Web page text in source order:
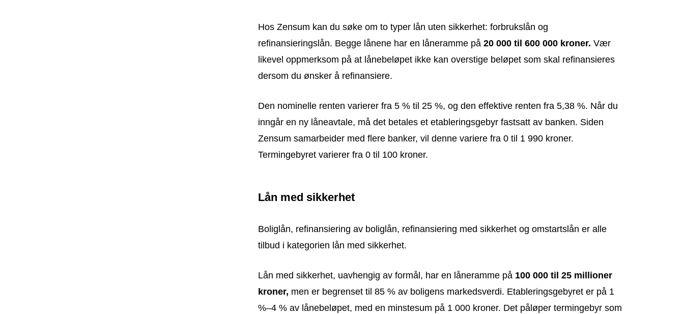
Hos Zensum kan du søke om to typer lån uten sikkerhet: forbrukslån og
refinansieringslån. Begge lånene har en låneramme på 20 000 til 600 000 kroner. Vær
likevel oppmerksom på at lånebeløpet ikke kan overstige beløpet som skal refinansieres
dersom du ønsker å refinansiere.
Den nominelle renten varierer fra 5 % til 25 %, og den effektive renten fra 5,38 %. Når du
inngår en ny låneavtale, må det betales et etableringsgebyr fastsatt av banken. Siden
Zensum samarbeider med flere banker, vil denne variere fra 0 til 1 990 kroner.
Termingebyret varierer fra 0 til 100 kroner.
Lån med sikkerhet
Boliglån, refinansiering av boliglån, refinansiering med sikkerhet og omstartslån er alle
tilbud i kategorien lån med sikkerhet.
Lån med sikkerhet, uavhengig av formål, har en låneramme på 100 000 til 25 millioner
kroner, men er begrenset til 85 % av boligens markedsverdi. Etableringsgebyret er på 1
%–4 % av lånebeløpet, med en minstesum på 1 000 kroner. Det påløper termingebyr som